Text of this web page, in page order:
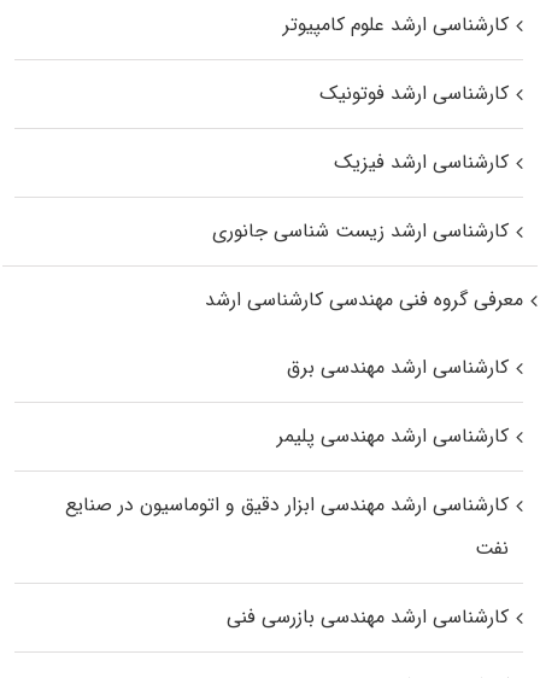
کارشناسی ارشد علوم کامپیوتر
کارشناسی ارشد فوتونیک
کارشناسی ارشد فیزیک
کارشناسی ارشد زیست‌ شناسی جانوری
معرفی گروه فنی مهندسی کارشناسی ارشد
کارشناسی ارشد مهندسی برق
کارشناسی ارشد مهندسی پلیمر
کارشناسی ارشد مهندسی ابزار دقیق و اتوماسیون در صنایع
نفت
کارشناسی ارشد مهندسی بازرسی فنی